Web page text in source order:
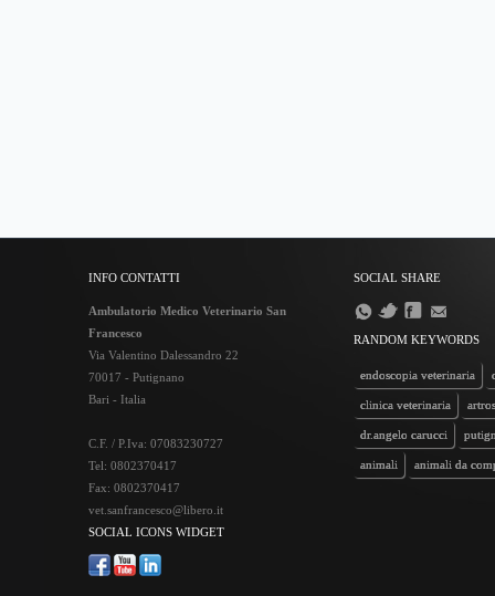
INFO CONTATTI
Ambulatorio Medico Veterinario San
Francesco
Via Valentino Dalessandro 22
70017 - Putignano
Bari - Italia
C.F. / P.Iva: 07083230727
Tel: 0802370417
Fax: 0802370417
vet.sanfrancesco@libero.it
SOCIAL ICONS WIDGET
SOCIAL SHARE
RANDOM KEYWORDS
endoscopia veterinaria
clinica veterinaria
dr.angelo carucci
animali animali da